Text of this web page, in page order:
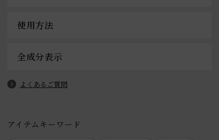
使用方法
全成分表示
よくあるご質問
アイテムキーワード